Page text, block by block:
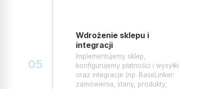
Wdrożenie sklepu i
integracji
Implementujemy sklep,
konfigurujemy płatności i wysyłki
oraz integracje (np. BaseLinker:
zamówienia, stany, produkty,
05